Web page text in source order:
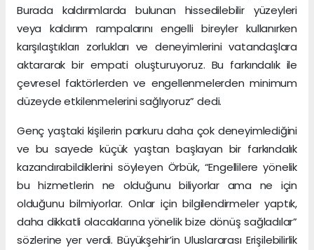
Burada kaldırımlarda bulunan hissedilebilir yüzeyleri
veya kaldırım rampalarını engelli bireyler kullanırken
karşılaştıkları zorlukları ve deneyimlerini vatandaşlara
aktararak bir empati oluşturuyoruz. Bu farkındalık ile
çevresel faktörlerden ve engellenmelerden minimum
düzeyde etkilenmelerini sağlıyoruz” dedi.
Genç yaştaki kişilerin parkuru daha çok deneyimlediğini
ve bu sayede küçük yaştan başlayan bir farkındalık
kazandırabildiklerini söyleyen Örbük, “Engellilere yönelik
bu hizmetlerin ne olduğunu biliyorlar ama ne için
olduğunu bilmiyorlar. Onlar için bilgilendirmeler yaptık,
daha dikkatli olacaklarına yönelik bize dönüş sağladılar”
sözlerine yer verdi. Büyükşehir’in Uluslararası Erişilebilirlik